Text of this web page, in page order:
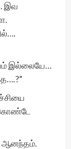
இவ
இல்லையே…
ஆனந்தம்.